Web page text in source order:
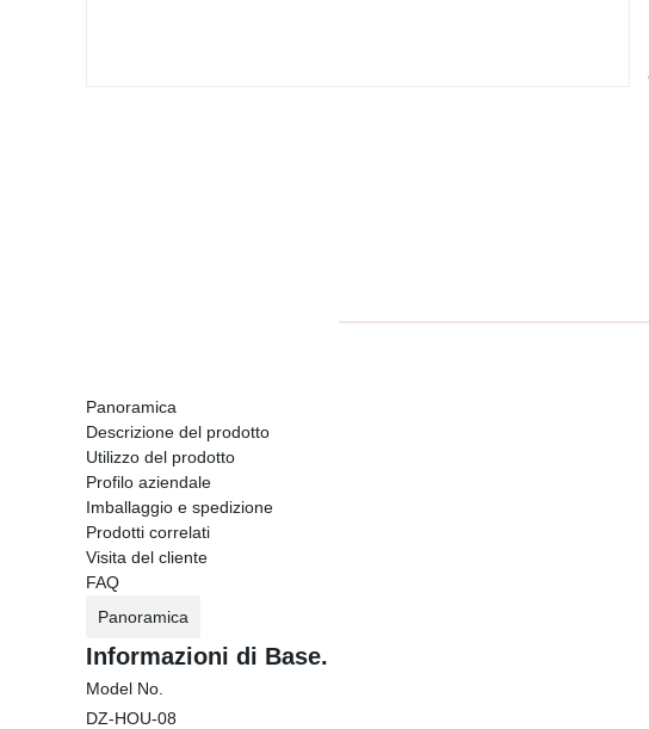
Panoramica
Descrizione del prodotto
Utilizzo del prodotto
Profilo aziendale
Imballaggio e spedizione
Prodotti correlati
Visita del cliente
FAQ
Panoramica
Informazioni di Base.
Model No.
DZ-HOU-08